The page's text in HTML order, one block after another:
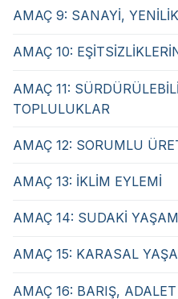
AMAÇ 9: SANAYİ,
AMAÇ 10:
AMAÇ 11:
TOPLULUKLAR
AMAÇ 12: SORUMLU
AMAÇ 13: İKLİM EYLEMİ
AMAÇ 14: SUDAKİ YAŞAM
AMAÇ 15: KARASAL
AMAÇ 16: BARIŞ,